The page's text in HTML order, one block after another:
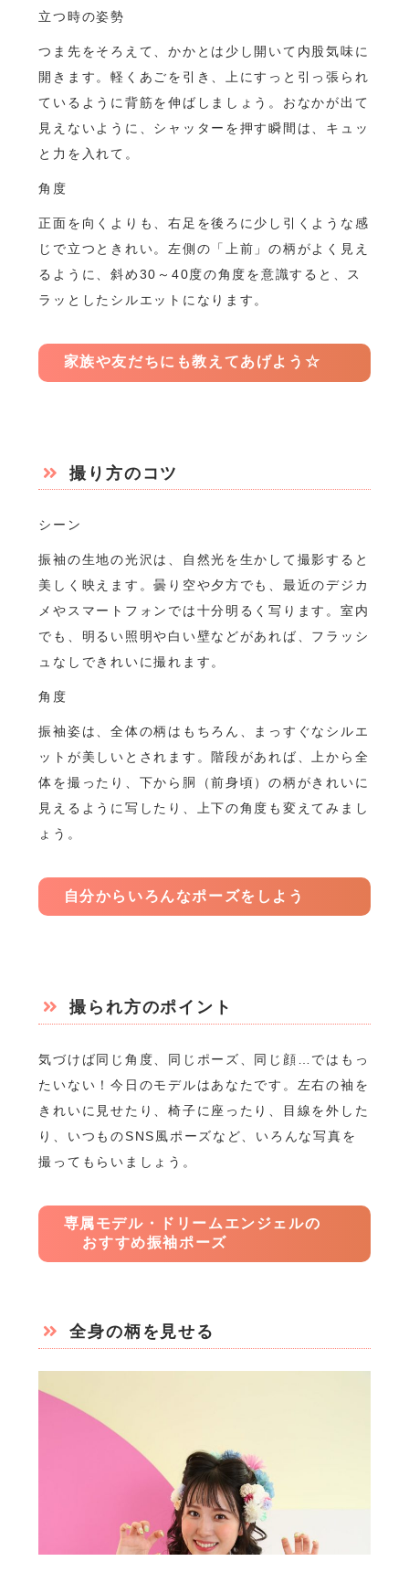
立つ時の姿勢
つま先をそろえて、かかとは少し開いて内股気味に
開きます。軽くあごを引き、上にすっと引っ張られ
ているように背筋を伸ばしましょう。おなかが出て
見えないように、シャッターを押す瞬間は、キュッ
と力を入れて。
角度
正面を向くよりも、右足を後ろに少し引くような感
じで立つときれい。左側の「上前」の柄がよく見え
るように、斜め30～40度の角度を意識すると、ス
ラッとしたシルエットになります。
家族や友だちにも教えてあげよう☆
撮り方のコツ
シーン
振袖の生地の光沢は、自然光を生かして撮影すると
美しく映えます。曇り空や夕方でも、最近のデジカ
メやスマートフォンでは十分明るく写ります。室内
でも、明るい照明や白い壁などがあれば、フラッシ
ュなしできれいに撮れます。
角度
振袖姿は、全体の柄はもちろん、まっすぐなシルエ
ットが美しいとされます。階段があれば、上から全
体を撮ったり、下から胴（前身頃）の柄がきれいに
見えるように写したり、上下の角度も変えてみまし
ょう。
自分からいろんなポーズをしよう
撮られ方のポイント
気づけば同じ角度、同じポーズ、同じ顔…ではもっ
たいない！今日のモデルはあなたです。左右の袖を
きれいに見せたり、椅子に座ったり、目線を外した
り、いつものSNS風ポーズなど、いろんな写真を
撮ってもらいましょう。
専属モデル・ドリームエンジェルの
おすすめ振袖ポーズ
全身の柄を見せる